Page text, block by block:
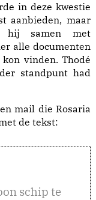
in deze kwestie
aanbieden, maar
samen met
alle documenten
vinden. Thodé
standpunt had
mail die Rosaria
de tekst:
schip te